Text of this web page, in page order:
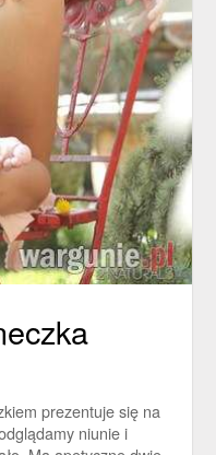
prezentuje się na
niunie i